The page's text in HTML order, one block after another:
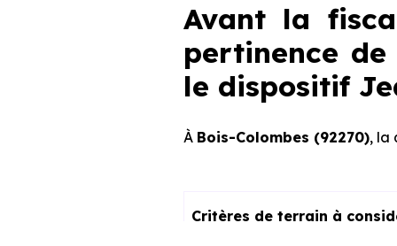
Avant la
pertinence
le dispositif
À Bois-Colombes (92270), la
Critères de terrain à